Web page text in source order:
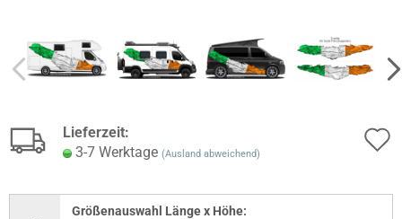
Lieferzeit:
3-7 Werktage (Ausland abweichend)
Größenauswahl Länge x Höhe: